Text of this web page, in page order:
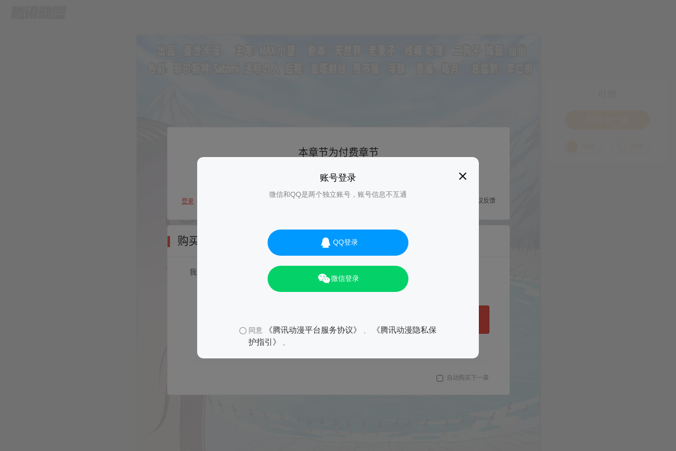
账号登录
微信和QQ是两个独立账号，账号信息不互通
QQ登录
微信登录
同意 《腾讯动漫平台服务协议》
《腾讯动漫隐私保
护指引》
。